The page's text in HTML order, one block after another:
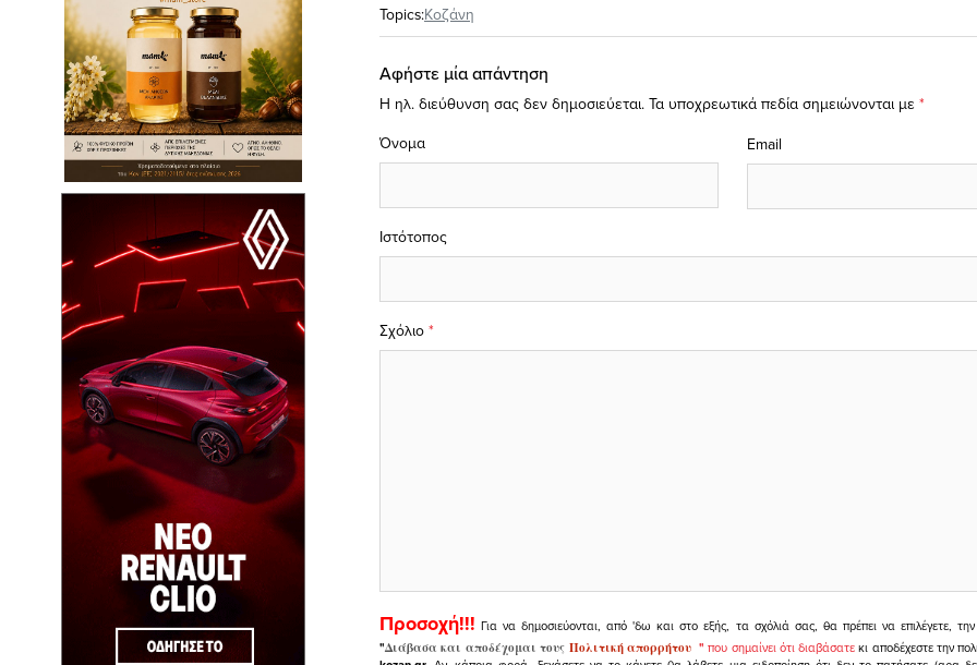
Topics:Κοζάνη
Αφήστε μία απάντηση
Η ηλ. διεύθυνση σας δεν δημοσιεύεται. Τα υποχρεωτικά πεδία σημειώνονται με *
Σχόλιο *
Όνομα Email
Ιστότοπος
Προσοχή!!! Για να δημοσιεύονται, από 'δω και στο εξής, τα σχόλιά σας, θα πρέπει να επιλέγετε,
"Διάβασα και αποδέχομαι τουςΠολιτική απορρήτου " που σημαίνει ότι διαβάσατεκι αποδέχεστε την